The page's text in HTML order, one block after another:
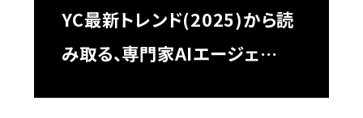
YC最新トレンド(2025)から読
み取る、専門家AIエージェ…